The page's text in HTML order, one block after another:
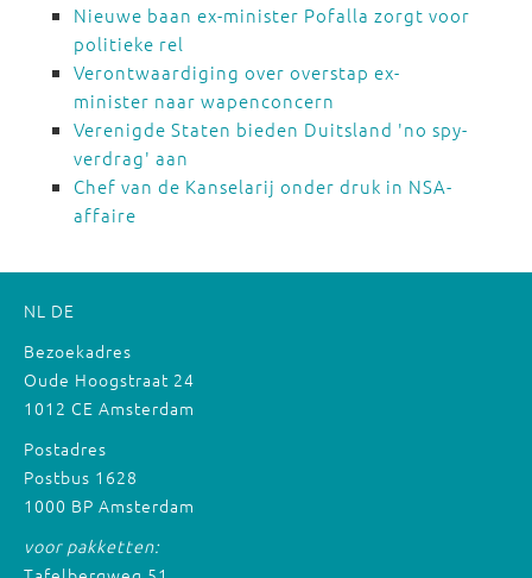
Nieuwe baan ex-minister Pofalla zorgt voor
politieke rel
Verontwaardiging over overstap ex-
minister naar wapenconcern
Verenigde Staten bieden Duitsland 'no spy-
verdrag' aan
Chef van de Kanselarij onder druk in NSA-
affaire
NL DE
Bezoekadres
Oude Hoogstraat 24
1012 CE Amsterdam
Postadres
Postbus 1628
1000 BP Amsterdam
voor pakketten: